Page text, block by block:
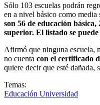
Sólo 103 escuelas podrán
en a nivel básico como
son 56 de educación
superior. El listado se
Afirmó que ninguna escuela,
no cuenta con el certificado
quiere decir que esté dañada,
Temas:
Educación Universidad